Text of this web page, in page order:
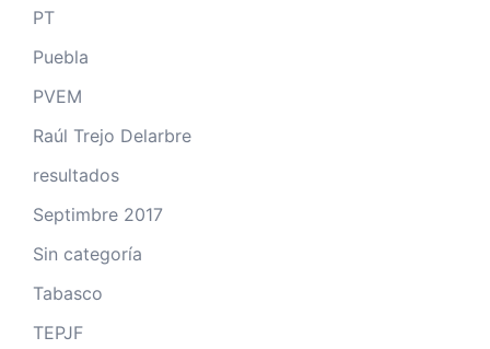
PT
Puebla
PVEM
Raúl Trejo Delarbre
resultados
Septimbre 2017
Sin categoría
Tabasco
TEPJF